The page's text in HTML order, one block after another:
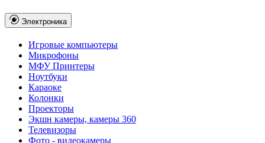
Электроника
Игровые компьютеры
Микрофоны
МФУ Принтеры
Ноутбуки
Караоке
Колонки
Проекторы
Экшн камеры, камеры 360
Телевизоры
Фото - видеокамеры